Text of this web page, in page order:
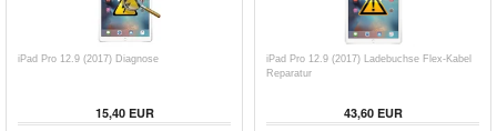
iPad Pro 12.9 (2017) Diagnose
15,40 EUR
iPad Pro 12.9 (2017) Ladebuchse Flex-Kabel
Reparatur
43,60 EUR